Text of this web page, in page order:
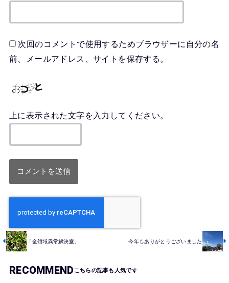
次回のコメントで使用するためブラウザーに自分の名
前、メールアドレス、サイトを保存する。
上に表示された文字を入力してください。
「全領域異常解決室」 今年もありがとうございました
RECOMMEND